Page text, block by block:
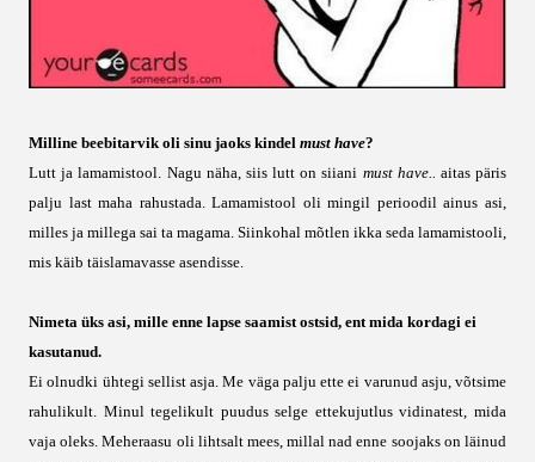
Milline beebitarvik oli sinu jaoks kindel must have?
Lutt ja lamamistool. Nagu näha, siis lutt on siiani must have.. aitas päris
palju last maha rahustada. Lamamistool oli mingil perioodil ainus asi,
milles ja millega sai ta magama. Siinkohal mõtlen ikka seda lamamistooli,
mis käib täislamavasse asendisse.
Nimeta üks asi, mille enne lapse saamist ostsid, ent mida kordagi ei
kasutanud.
Ei olnudki ühtegi sellist asja. Me väga palju ette ei varunud asju, võtsime
rahulikult. Minul tegelikult puudus selge ettekujutlus vidinatest, mida
vaja oleks. Meheraasu oli lihtsalt mees, millal nad enne soojaks on läinud